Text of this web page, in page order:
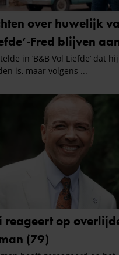
om functies voor social
te
uw gebruik van onze site
social media, adverteren
deze gegevens
u aan ze heeft verstrekt of
met onze cookies als u